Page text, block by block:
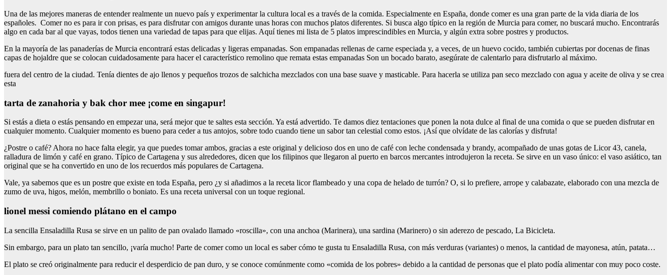
Una de las mejores maneras de entender realmente un nuevo país y experimentar la cultura local es a través de la comida. Especialmente en España, donde comer es una gran parte de la vida diaria de los
españoles. Comer no es para ir con prisas, es para disfrutar con amigos durante unas horas con muchos platos diferentes. Si busca algo típico en la región de Murcia para comer, no buscará mucho. Encontrarás
algo en cada bar al que vayas, todos tienen una variedad de tapas para que elijas. Aquí tienes mi lista de 5 platos imprescindibles en Murcia, y algún extra sobre postres y productos.
En la mayoría de las panaderías de Murcia encontrará estas delicadas y ligeras empanadas. Son empanadas rellenas de carne especiada y, a veces, de un huevo cocido, también cubiertas por docenas de finas
capas de hojaldre que se colocan cuidadosamente para hacer el característico remolino que remata estas empanadas Son un bocado barato, asegúrate de calentarlo para disfrutarlo al máximo.
fuera del centro de la ciudad. Tenía dientes de ajo llenos y pequeños trozos de salchicha mezclados con una base suave y masticable. Para hacerla se utiliza pan seco mezclado con agua y aceite de oliva y se crea
esta
tarta de zanahoria y bak chor mee ¡come en singapur!
Si estás a dieta o estás pensando en empezar una, será mejor que te saltes esta sección. Ya está advertido. Te damos diez tentaciones que ponen la nota dulce al final de una comida o que se pueden disfrutar en
cualquier momento. Cualquier momento es bueno para ceder a tus antojos, sobre todo cuando tiene un sabor tan celestial como estos. ¡Así que olvídate de las calorías y disfruta!
¿Postre o café? Ahora no hace falta elegir, ya que puedes tomar ambos, gracias a este original y delicioso dos en uno de café con leche condensada y brandy, acompañado de unas gotas de Licor 43, canela,
ralladura de limón y café en grano. Típico de Cartagena y sus alrededores, dicen que los filipinos que llegaron al puerto en barcos mercantes introdujeron la receta. Se sirve en un vaso único: el vaso asiático, tan
original que se ha convertido en uno de los recuerdos más populares de Cartagena.
Vale, ya sabemos que es un postre que existe en toda España, pero ¿y si añadimos a la receta licor flambeado y una copa de helado de turrón? O, si lo prefiere, arrope y calabazate, elaborado con una mezcla de
zumo de uva, higos, melón, membrillo o boniato. Es una receta universal con un toque regional.
lionel messi comiendo plátano en el campo
La sencilla Ensaladilla Rusa se sirve en un palito de pan ovalado llamado «roscilla», con una anchoa (Marinera), una sardina (Marinero) o sin aderezo de pescado, La Bicicleta.
Sin embargo, para un plato tan sencillo, ¡varía mucho! Parte de comer como un local es saber cómo te gusta tu Ensaladilla Rusa, con más verduras (variantes) o menos, la cantidad de mayonesa, atún, patata…
El plato se creó originalmente para reducir el desperdicio de pan duro, y se conoce comúnmente como «comida de los pobres» debido a la cantidad de personas que el plato podía alimentar con muy poco coste.